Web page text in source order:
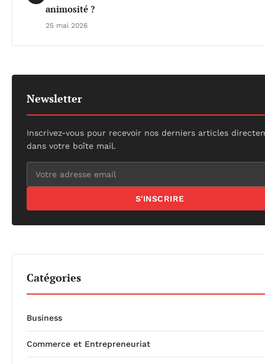
animosité ?
25 mai 2026
Newsletter
Inscrivez-vous pour recevoir nos derniers articles
dans votre boîte mail.
S'INSCRIRE
Catégories
Business
Commerce et Entrepreneuriat